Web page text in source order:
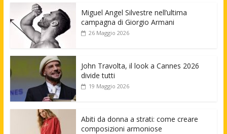
Miguel Angel Silvestre nell’ultima
campagna di Giorgio Armani
26 Maggio 2026
John Travolta, il look a Cannes 2026
divide tutti
19 Maggio 2026
Abiti da donna a strati: come creare
composizioni armoniose